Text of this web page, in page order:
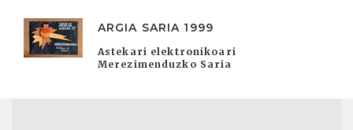
ARGIA SARIA 1999
Astekari elektronikoari
Merezimenduzko Saria